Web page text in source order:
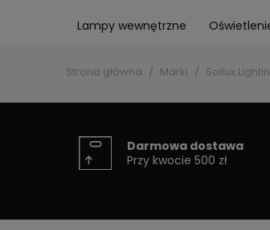
Lampy wewnętrzne
Strona główna Marki Sollux
Darmowa dostawa
Przy kwocie 500 zł